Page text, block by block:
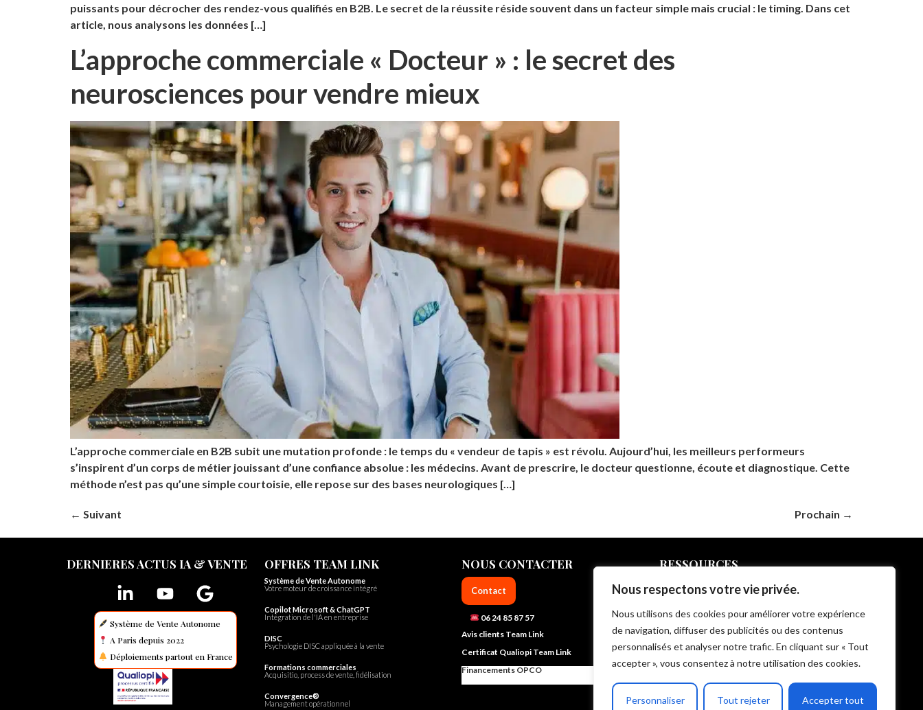
Nous respectons votre vie privée.
Nous utilisons des cookies pour améliorer votre expérience
de navigation, diffuser des publicités ou des contenus
personnalisés et analyser notre trafic. En cliquant sur « Tout
accepter », vous consentez à notre utilisation des cookies.
Personnaliser Tout rejeter Accepter tout
puissants pour décrocher des rendez-vous qualifiés en B2B. Le secret de la réussite réside souvent dans un facteur simple mais crucial : le timing. Dans cet
article, nous analysons les données […]
L’approche commerciale « Docteur » : le secret des
neurosciences pour vendre mieux
L’approche commerciale en B2B subit une mutation profonde : le temps du « vendeur de tapis » est révolu. Aujourd’hui, les meilleurs performeurs
s’inspirent d’un corps de métier jouissant d’une confiance absolue : les médecins. Avant de prescrire, le docteur questionne, écoute et diagnostique. Cette
méthode n’est pas qu’une simple courtoisie, elle repose sur des bases neurologiques […]
← Suivant Prochain →
DERNIERES ACTUS IA & VENTE
Système de Vente Autonome
A Paris depuis 2022
Déploiements partout en France
OFFRES TEAM LINK
Système de Vente Autonome
Votre moteur de croissance intégré
Copilot Microsoft & ChatGPT
Intégration de l'IA en entreprise
DISC
Psychologie DISC appliquée à la vente
Formations commerciales
Acquisitio, process de vente, fidélisation
Convergence®
Management opérationnel
NOUS CONTACTER
Contact
06 24 85 87 57
Avis clients Team Link
Certificat Qualiopi Team Link
Financements OPCO
RESSOURCES
FAQ Team Link
Blog IA et vente – Team Link
In ze pocket – E learning formation vente et IA
Livrets d’accueil et statistiques
CG de Vente et d’Utilisation
CP Moteur de Vente Intégré